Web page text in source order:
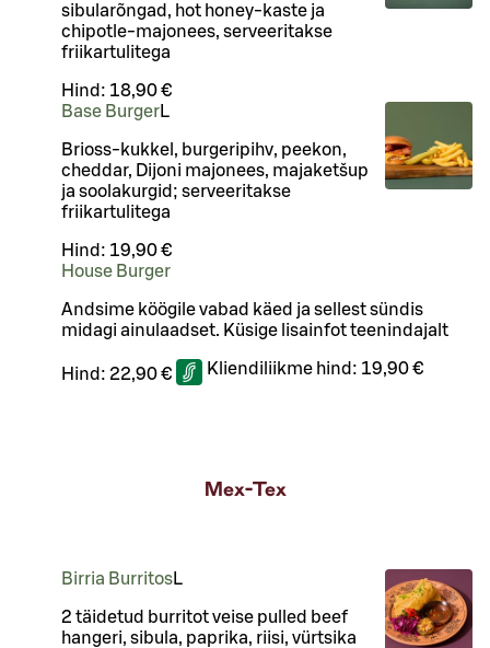
sibularõngad, hot honey-kaste ja
chipotle-majonees, serveeritakse
friikartulitega
Hind: 18,90 €
Base BurgerL
Brioss-kukkel, burgeripihv, peekon,
cheddar, Dijoni majonees, majaketšup
ja soolakurgid; serveeritakse
friikartulitega
Hind: 19,90 €
House Burger
Andsime köögile vabad käed ja sellest sündis
midagi ainulaadset. Küsige lisainfot teenindajalt
Hind: 22,90 € Kliendiliikme hind: 19,90 €
Mex-Tex
Birria BurritosL
2 täidetud burritot veise pulled beef
hangeri, sibula, paprika, riisi, vürtsika